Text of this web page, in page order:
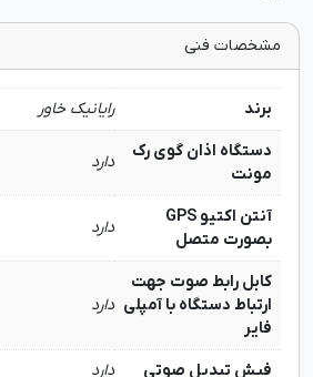
مشخصات فنی
برند
رایانیک خاور
دستگاه اذان گوی رک
مونت
دارد
آنتن اکتیو GPS
بصورت متصل
دارد
کابل رابط صوت جهت
ارتباط دستگاه با آمپلی
فایر
دارد
فیش تبدیل صوتی دارد